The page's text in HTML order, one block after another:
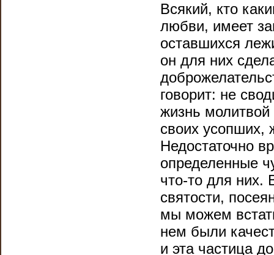
Всякий, кто
любви, имеет
оставшихся
он для них
говорит: не
жизнь
своих усопших,
Недостаточно
определенные
что-то для
святости,
мы можем
нем были
и эта частица